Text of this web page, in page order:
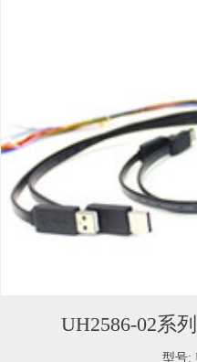
UH2586-02系
型号: